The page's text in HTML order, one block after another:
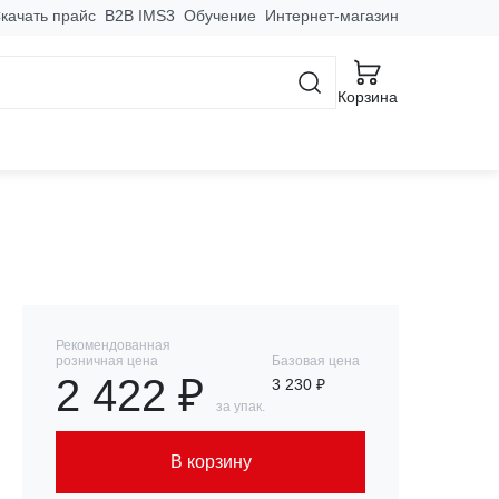
прайс B2B IMS3 Обучение Интернет-магазин
Корзина
400 (4шт.) EKF
Рекомендованная
розничная цена
2 422 ₽ за упак.
Базовая цена
3 230 ₽
В корзину